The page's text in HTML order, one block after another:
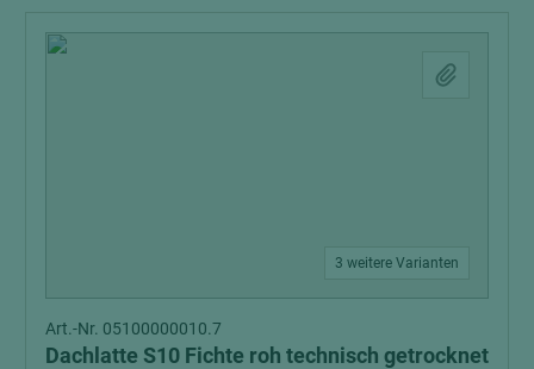
3 weitere Varianten
Art.-Nr. 05100000010.7
Dachlatte S10 Fichte roh technisch getrocknet